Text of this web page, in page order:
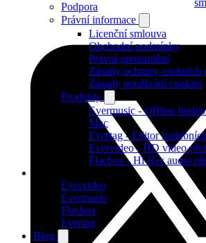
Podpora
Právní informace
Licenční smlouva
Obchodní podmínky
Právní upozornění
Zásady ochrany osobních
Zásady používání cookies
Produkty
Evermusic - Offline
Mac
Evertag - Editor
Evervideo - HD video
Flacbox - Hi-Res audio
Evervideo
Evermusic
Flacbox
Evertag
Blog